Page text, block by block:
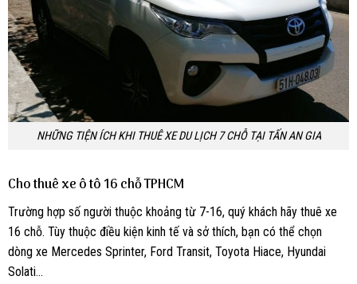
NHỮNG TIỆN ÍCH KHI THUÊ XE DU LỊCH 7 CHỖ TẠI TẤN AN GIA
Cho thuê xe ô tô 16 chỗ TPHCM
Trường hợp số người thuộc khoảng từ 7-16, quý khách hãy thuê xe
16 chỗ. Tùy thuộc điều kiện kinh tế và sở thích, bạn có thể chọn
dòng xe Mercedes Sprinter, Ford Transit, Toyota Hiace, Hyundai
Solati…